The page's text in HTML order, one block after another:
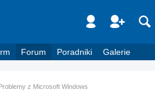
Forum Poradniki Galerie
z Microsoft Windows